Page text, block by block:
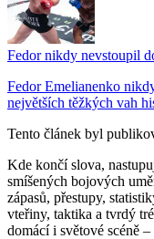
Fedor nikdy nevstoupil
Fedor Emelianenko
největších těžkých vah
Tento článek byl
Kde končí slova,
smíšených bojových
zápasů, přestupy,
vteřiny, taktika a tvrdý
domácí i světové scéně